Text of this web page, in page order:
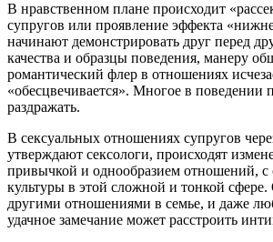
В нравственном плане происходит
супругов или проявление эффекта
начинают демонстрировать друг перед
качества и образцы поведения, манеру
романтический флер в отношениях
«обесцвечивается». Многое в поведении
раздражать.
В сексуальных отношениях супругов
утверждают сексологи, происходят
привычкой и однообразием отношений, с
культуры в этой сложной и тонкой сфере.
другими отношениями в семье, и даже
удачное замечание может расстроить